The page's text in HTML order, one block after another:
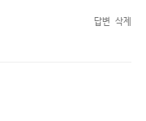
답변 삭제